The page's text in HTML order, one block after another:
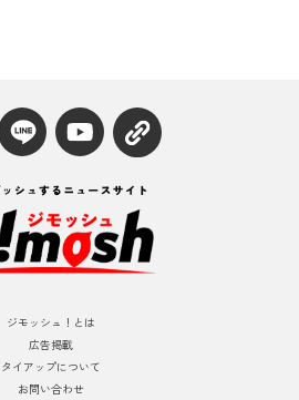
ジモッシュ！とは
広告掲載
タイアップについて
お問い合わせ